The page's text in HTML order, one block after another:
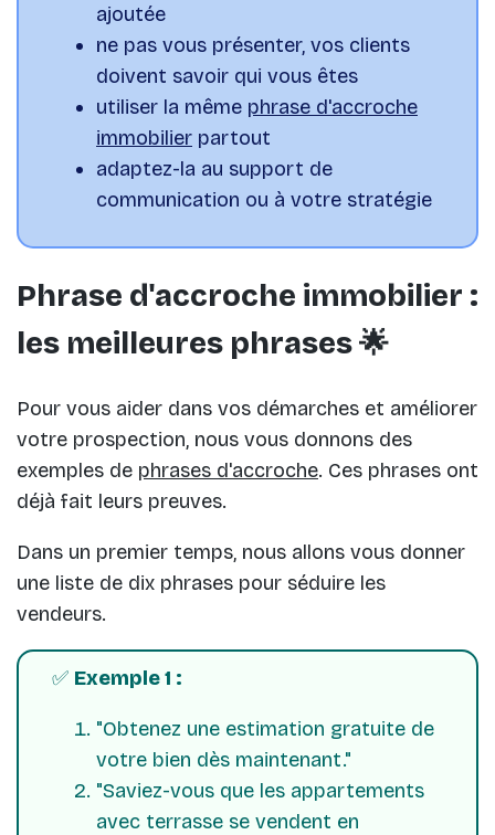
ajoutée
ne pas vous présenter, vos clients
doivent savoir qui vous êtes
utiliser la même phrase d'accroche
immobilier partout
adaptez-la au support de
communication ou à votre stratégie
Phrase d'accroche immobilier :
les meilleures phrases 🌟
Pour vous aider dans vos démarches et améliorer
votre prospection, nous vous donnons des
exemples de phrases d'accroche. Ces phrases ont
déjà fait leurs preuves.
Dans un premier temps, nous allons vous donner
une liste de dix phrases pour séduire les
vendeurs.
✅ Exemple 1 :
"Obtenez une estimation gratuite de
votre bien dès maintenant."
"Saviez-vous que les appartements
avec terrasse se vendent en